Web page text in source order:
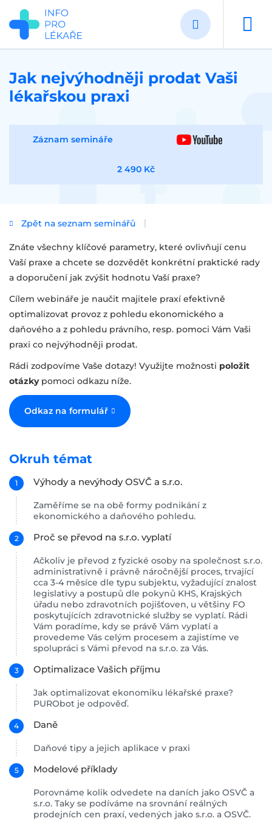
Přejít
hlavnímu
obsahu
Jak nejvýhodněji prodat Vaši
lékařskou praxi
Záznam semináře
2 490 Kč
Zpět na seznam seminářů
Znáte všechny klíčové parametry, které ovlivňují cenu
Vaší praxe a chcete se dozvědět konkrétní praktické rady
a doporučení jak zvýšit hodnotu Vaší praxe?
Cílem webináře je naučit majitele praxí efektivně
optimalizovat provoz z pohledu ekonomického a
daňového a z pohledu právního, resp. pomoci Vám Vaši
praxi co nejvýhodněji prodat.
Rádi zodpovíme Vaše dotazy! Využijte možnosti položit
otázkypomoci odkazu níže.
Odkaz na formulář
Okruh témat
Výhody a nevýhody OSVČ a s.r.o.
Zaměříme se na obě formy podnikání z
ekonomického a daňového pohledu.
Proč se převod na s.r.o. vyplatí
Ačkoliv je převod z fyzické osoby na společnost s.r.o.
administrativně i právně náročnější proces, trvající
cca 3-4 měsíce dle typu subjektu, vyžadující znalost
legislativy a postupů dle pokynů KHS, Krajských
úřadu nebo zdravotních pojišťoven, u většiny FO
poskytujících zdravotnické služby se vyplatí. Rádi
Vám poradíme, kdy se právě Vám vyplatí a
provedeme Vás celým procesem a zajistíme ve
spolupráci s Vámi převod na s.r.o. za Vás.
Optimalizace Vašich příjmu
Jak optimalizovat ekonomiku lékařské praxe?
PURObot je odpověď.
Daně
Daňové tipy a jejich aplikace v praxi
Modelové příklady
Porovnáme kolik odvedete na daních jako OSVČ a
s.r.o. Taky se podíváme na srovnání reálných
prodejních cen praxí, vedených jako s.r.o. a OSVČ.